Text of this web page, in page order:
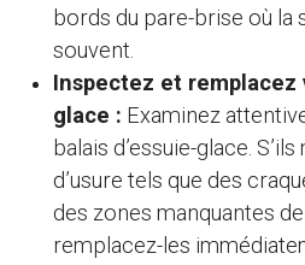
bords du pare-brise où la
souvent.
Inspectez et remplacez
glace : Examinez
balais d’essuie-glace.
d’usure tels que des
des zones manquantes
remplacez-les